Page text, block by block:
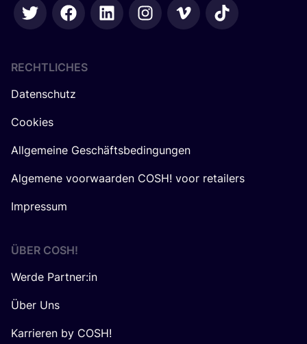
RECHTLICHES
Datenschutz
Cookies
Allgemeine Geschäftsbedingungen
Algemene voorwaarden COSH! voor retailers
Impressum
ÜBER COSH!
Werde Partner:in
Über Uns
Karrieren by COSH!